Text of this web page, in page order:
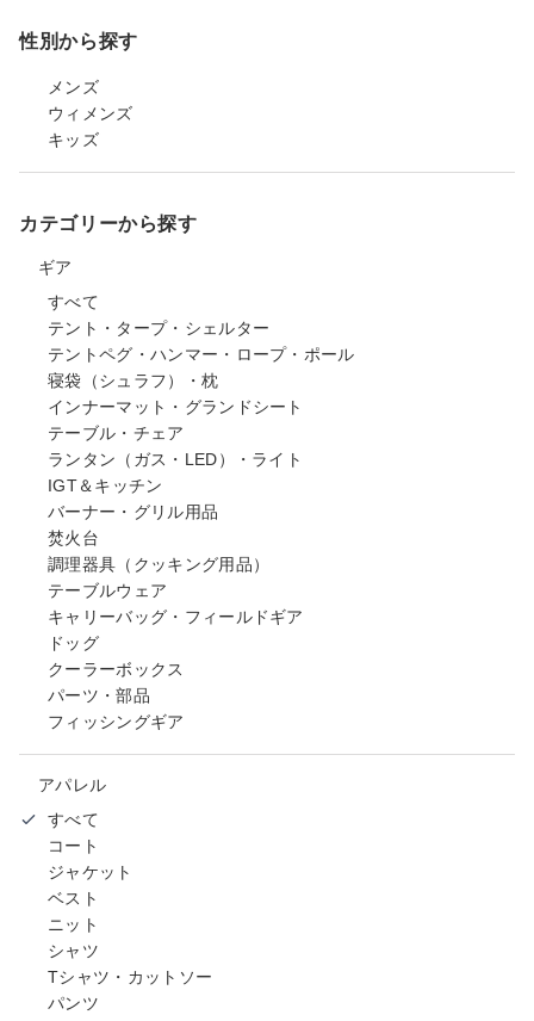
性別から探す
メンズ
ウィメンズ
キッズ
カテゴリーから探す
ギア
すべて
テント・タープ・シェルター
テントペグ・ハンマー・ロープ・ポール
寝袋（シュラフ）・枕
インナーマット・グランドシート
テーブル・チェア
ランタン（ガス・LED）・ライト
IGT＆キッチン
バーナー・グリル用品
焚火台
調理器具（クッキング用品）
テーブルウェア
キャリーバッグ・フィールドギア
ドッグ
クーラーボックス
パーツ・部品
フィッシングギア
アパレル
すべて
コート
ジャケット
ベスト
ニット
シャツ
Tシャツ・カットソー
パンツ